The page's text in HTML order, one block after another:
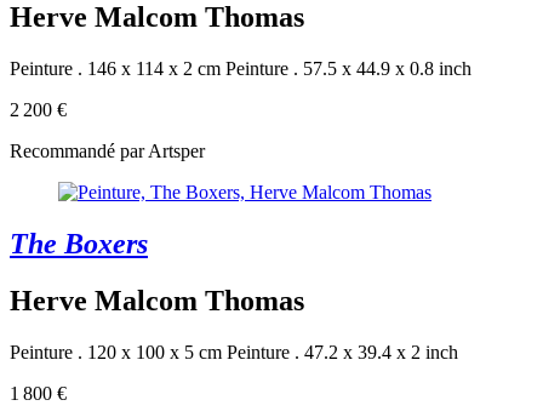
Herve Malcom Thomas
Peinture . 146 x 114 x 2 cm Peinture . 57.5 x 44.9 x 0.8 inch
2 200 €
Recommandé par Artsper
The Boxers
Herve Malcom Thomas
Peinture . 120 x 100 x 5 cm Peinture . 47.2 x 39.4 x 2 inch
1 800 €